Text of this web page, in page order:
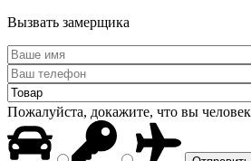
Вызвать замерщика
Пожалуйста, докажите, что вы